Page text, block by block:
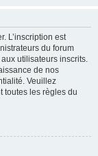
L’inscription est
du forum
utilisateurs inscrits.
de nos
Veuillez
toutes les règles du